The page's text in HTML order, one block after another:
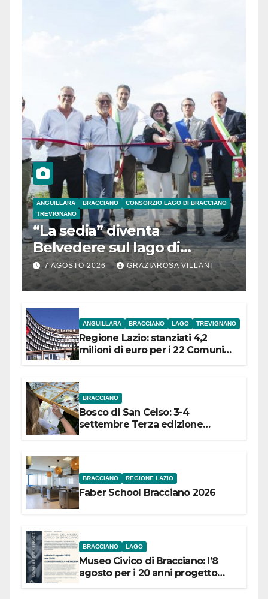
ANGUILLARA BRACCIANO
CONSORZIO LAGO DI BRACCIANO
TREVIGNANO
“La sedia” diventa
Belvedere sul lago di
Bracciano: ieri
l’inaugurazione
7 AGOSTO 2026 GRAZIAROSA VILLANI
ANGUILLARA BRACCIANO LAGO TREVIGNANO
Regione Lazio: stanziati 4,2
milioni di euro per i 22 Comuni
BRACCIANO
Bosco di San Celso: 3-4
settembre Terza edizione
BRACCIANO REGIONE LAZIO
Faber School Bracciano 2026
BRACCIANO LAGO
Museo Civico di Bracciano: l’8
agosto per i 20 anni progetto